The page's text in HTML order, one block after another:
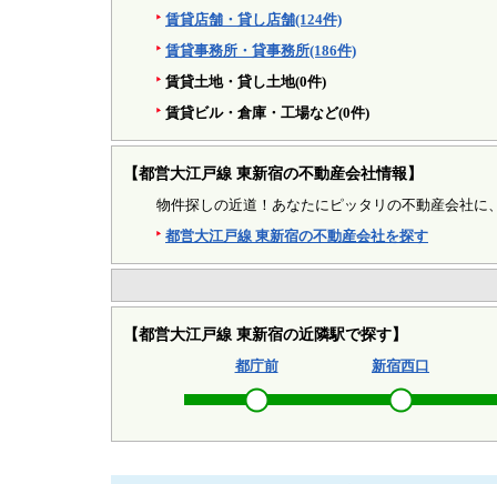
賃貸店舗・貸し店舗(124件)
賃貸事務所・貸事務所(186件)
賃貸土地・貸し土地(0件)
賃貸ビル・倉庫・工場など(0件)
【都営大江戸線 東新宿の不動産会社情報】
物件探しの近道！あなたにピッタリの不動産会社に
都営大江戸線 東新宿の不動産会社を探す
【都営大江戸線 東新宿の近隣駅で探す】
都庁前 新宿西口